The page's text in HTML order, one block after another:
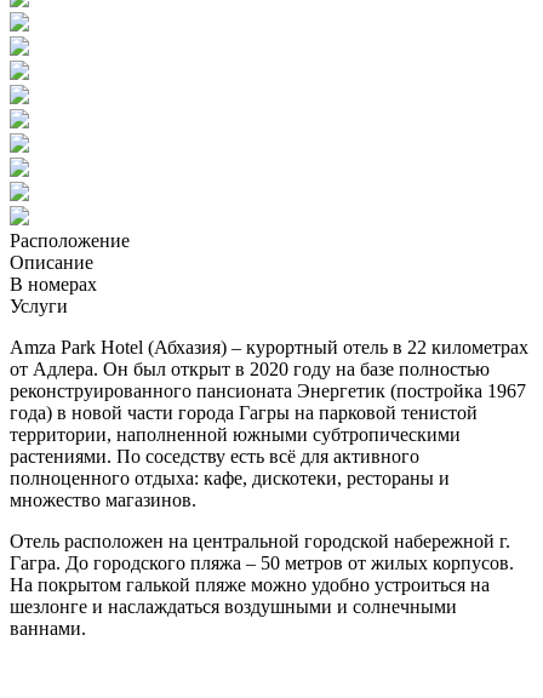
Расположение
Описание
В номерах
Услуги
Amza Park Hotel (Абхазия) – курортный отель в 22 километрах
от Адлера. Он был открыт в 2020 году на базе полностью
реконструированного пансионата Энергетик (постройка 1967
года) в новой части города Гагры на парковой тенистой
территории, наполненной южными субтропическими
растениями. По соседству есть всё для активного
полноценного отдыха: кафе, дискотеки, рестораны и
множество магазинов.
Отель расположен на центральной городской набережной г.
Гагра. До городского пляжа – 50 метров от жилых корпусов.
На покрытом галькой пляже можно удобно устроиться на
шезлонге и наслаждаться воздушными и солнечными
ваннами.